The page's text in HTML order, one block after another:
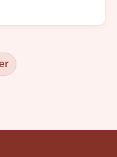
kunna börja göra